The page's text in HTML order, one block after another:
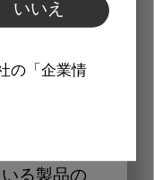
いいえ
の「企業情
能